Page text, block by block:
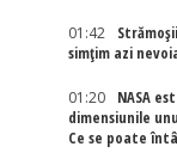
01:42
simțim azi
01:20
NASA
dimensiunile
Ce se poate